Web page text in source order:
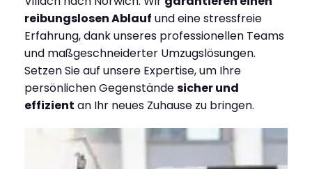
reibungslosen Ablauf und eine stressfreie
Erfahrung, dank unseres professionellen Teams
und maßgeschneiderter Umzugslösungen.
Setzen Sie auf unsere Expertise, um Ihre
persönlichen Gegenständesicher und
effizient an Ihr neues Zuhause zu bringen.